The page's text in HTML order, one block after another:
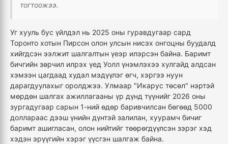
тогтоожээ.
Уг хууль бус үйлдэл нь 2025 оны гуравдугаар сард
Торонто хотын Пирсон олон улсын нисэх онгоцны буудалд
хийгдсэн ээлжит шалгалтын үеэр илэрсэн байна. Баримт
бичгийн зөрчил илрэх үед Уолл үнэмлэхээ хулгайд алдсан
хэмээн цагдаад худал мэдүүлэг өгч, хэргээ нуун
дарагдуулахыг оролджээ. Улмаар "Икарус төсөл" нэртэй
мөрдөн шалгах ажиллагааны үр дүнд түүнийг 2026 оны
зургадугаар сарын 1-ний өдөр баривчилсан бөгөөд 5000
доллараас дээш үнийн дүнтэй залилан, хуурамч бичиг
баримт ашигласан, олон нийтийг төөрөгдүүлсэн зэрэг хэд
хэдэн эрүүгийн хэрэг үүсгэн шалгаж байна.